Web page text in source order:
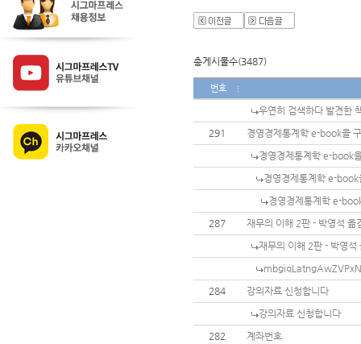
총게시물수(3487)
번호
우연히 검색하다 발견한
291
경영경제통계학 e-book을
경영경제통계학 e-book
경영경제통계학 e-
경영경제통계학 e-
287
재무의 이해 2판 - 박영석 옮
재무의 이해 2판 - 박영석
mbgiqLatngAwZVPxN
284
강의자료 신청합니다
강의자료 신청합니다
282
계좌번호